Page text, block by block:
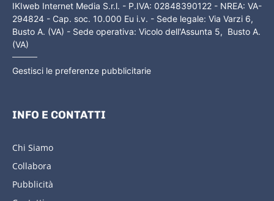
IKIweb Internet Media S.r.l. - P.IVA: 02848390122 - NREA: VA-
294824 - Cap. soc. 10.000 Eu i.v. - Sede legale: Via Varzi 6,
Busto A. (VA) - Sede operativa: Vicolo dell'Assunta 5, Busto A.
(VA)
Gestisci le preferenze pubblicitarie
INFO E CONTATTI
Chi Siamo
Collabora
Pubblicità